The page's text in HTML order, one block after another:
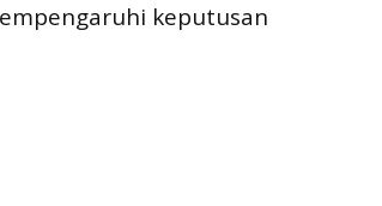
keputusan